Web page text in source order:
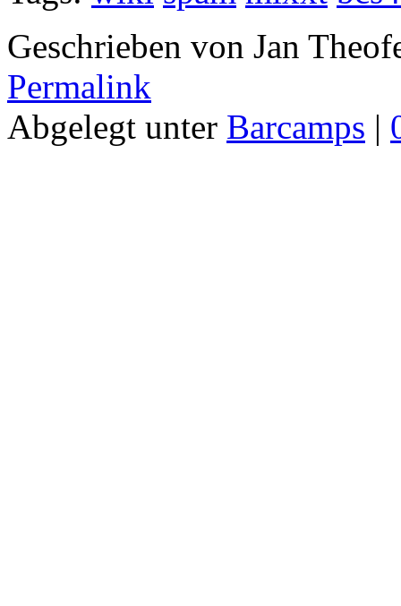
Geschrieben von Jan
Permalink
Abgelegt unter Barcamps |